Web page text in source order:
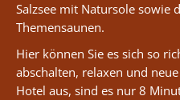
Salzsee mit Natursole sowie
Themensaunen.
Hier können Sie es sich so
abschalten, relaxen und
Hotel aus, sind es nur 8